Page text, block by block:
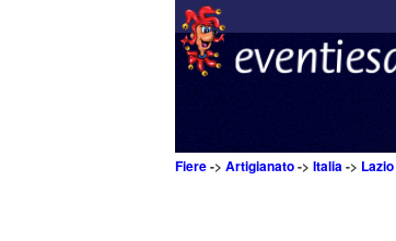
Fiere-> Artigianato-> Italia-> Lazio